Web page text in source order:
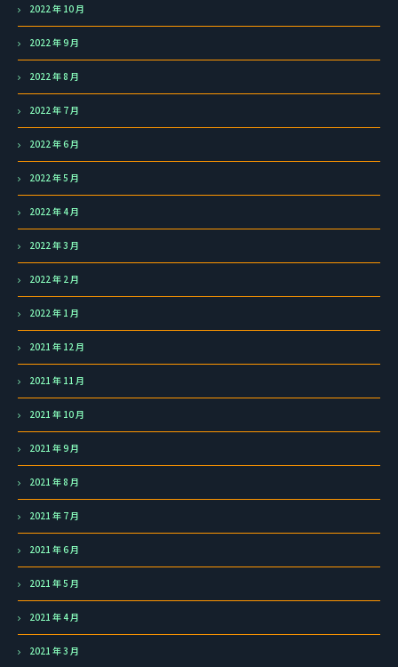
2022 年 10 月
2022 年 9 月
2022 年 8 月
2022 年 7 月
2022 年 6 月
2022 年 5 月
2022 年 4 月
2022 年 3 月
2022 年 2 月
2022 年 1 月
2021 年 12 月
2021 年 11 月
2021 年 10 月
2021 年 9 月
2021 年 8 月
2021 年 7 月
2021 年 6 月
2021 年 5 月
2021 年 4 月
2021 年 3 月